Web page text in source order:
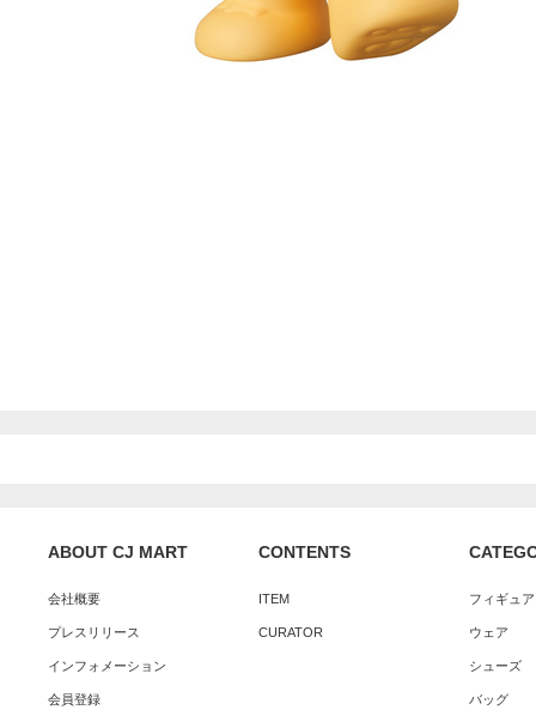
ABOUT CJ MART
会社概要
プレスリリース
インフォメーション
会員登録
CONTENTS
ITEM
CURATOR
フィギュ
ウェア
シューズ
バッグ